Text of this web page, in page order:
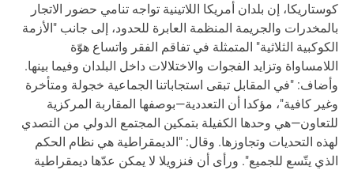
كوستاريكا، إن بلدان أمريكا اللاتينية تواجه تنامي حضور الاتجار
بالمخدرات والجريمة المنظمة العابرة للحدود، إلى جانب "الأزمة
الكوكبية الثلاثية" المتمثلة في تفاقم الفقر واتساع هوّة
اللامساواة وتزايد الفجوات والاختلالات داخل البلدان وفيما بينها.
وأضاف: "في المقابل تبقى استجاباتنا الجماعية خجولة ومتأخرة
وغير كافية"، مؤكدا أن التعددية—بوصفها المقاربة المركزية
للتعاون—هي وحدها الكفيلة بتمكين المجتمع الدولي من التصدي
لهذه التحديات وتجاوزها. وقال: "الديمقراطية هي نظام الحكم
الذي يتّسع للجميع". ورأى أن فنزويلا لا يمكن عدّها ديمقراطية